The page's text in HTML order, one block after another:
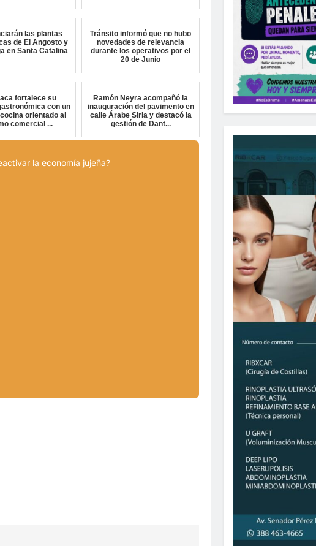
las plantas
de El Angosto y
en Santa Catalina
Tránsito informó que no hubo
novedades de relevancia
durante los operativos por el
20 de Junio
fortalece su
con un
orientado al
comercial ...
Ramón Neyra acompañó la
inauguración del pavimento en
calle Árabe Siria y destacó la
gestión de Dant...
la economía jujeña?